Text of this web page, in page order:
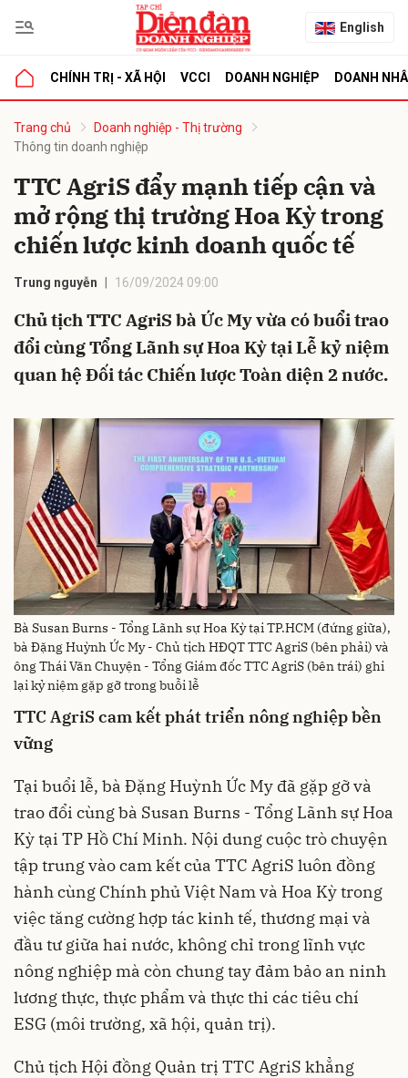
English
CHÍNH TRỊ - XÃ HỘI VCCI DOANH NGHIỆP DOANH
Trang chủ
Doanh nghiệp - Thị trường
Thông tin doanh nghiệp
TTC AgriS đẩy mạnh tiếp cận và
mở rộng thị trường Hoa Kỳ trong
chiến lược kinh doanh quốc tế
Trung nguyễn 16/09/2024 09:00
Chủ tịch TTC AgriS bà Ức My vừa có buổi trao
đổi cùng Tổng Lãnh sự Hoa Kỳ tại Lễ kỷ niệm
quan hệ Đối tác Chiến lược Toàn diện 2 nước.
Bà Susan Burns - Tổng Lãnh sự Hoa Kỳ tại TP.HCM (đứng giữa),
bà Đặng Huỳnh Ức My - Chủ tịch HĐQT TTC AgriS (bên phải) và
ông Thái Văn Chuyện - Tổng Giám đốc TTC AgriS (bên trái) ghi
lại kỷ niệm gặp gỡ trong buỗi lễ
TTC AgriS cam kết phát triển nông nghiệp bền
vững
Tại buổi lễ, bà Đặng Huỳnh Ức My đã gặp gỡ và
trao đổi cùng bà Susan Burns - Tổng Lãnh sự Hoa
Kỳ tại TP Hồ Chí Minh. Nội dung cuộc trò chuyện
tập trung vào cam kết của TTC AgriS luôn đồng
hành cùng Chính phủ Việt Nam và Hoa Kỳ trong
việc tăng cường hợp tác kinh tế, thương mại và
đầu tư giữa hai nước, không chỉ trong lĩnh vực
nông nghiệp mà còn chung tay đảm bảo an ninh
lương thực, thực phẩm và thực thi các tiêu chí
ESG (môi trường, xã hội, quản trị).
Chủ tịch Hội đồng Quản trị TTC AgriS khẳng
luận